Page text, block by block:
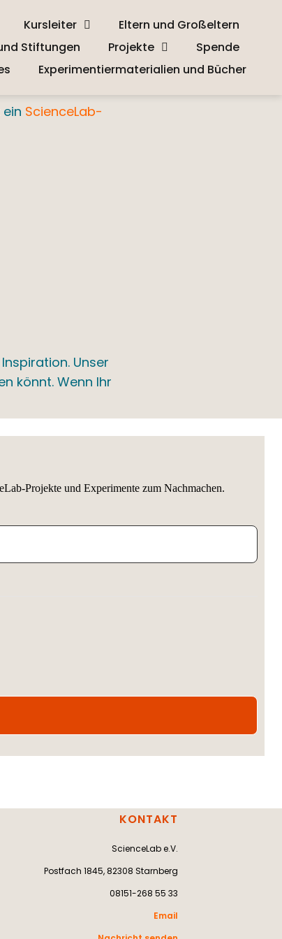
Kursleiter
Eltern und Großeltern
Stiftungen Projekte
Spende
Experimentiermaterialien und Bücher
ScienceLab-
Unser
könnt. Wenn Ihr
Projekte und Experimente zum Nachmachen.
KONTAKT
ScienceLab e.V.
Postfach 1845, 82308 Starnberg
08151-268 55 33
Email